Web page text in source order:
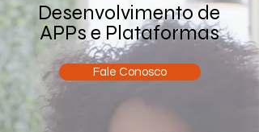
Desenvolvimento de
APPs e Plataformas
Fale Conosco